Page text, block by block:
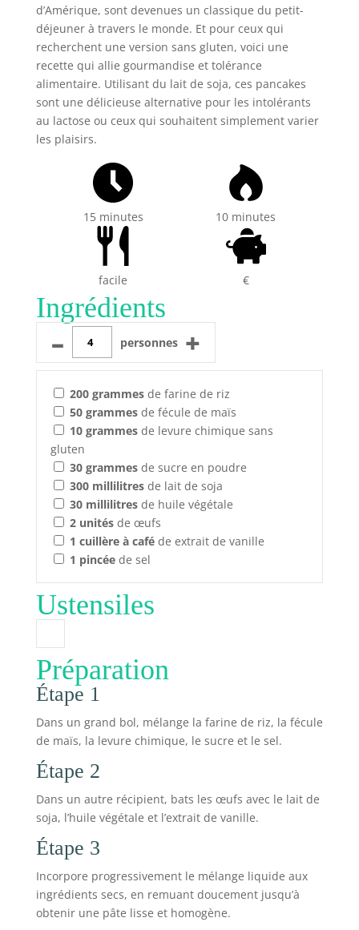
d’Amérique, sont devenues un classique du petit-
déjeuner à travers le monde. Et pour ceux qui
recherchent une version sans gluten, voici une
recette qui allie gourmandise et tolérance
alimentaire. Utilisant du lait de soja, ces pancakes
sont une délicieuse alternative pour les intolérants
au lactose ou ceux qui souhaitent simplement varier
les plaisirs.
15 minutes 10 minutes
facile €
Ingrédients
– personnes +
200 grammesde farine de riz
50 grammesde fécule de maïs
10 grammesde levure chimique sans
gluten
30 grammesde sucre en poudre
300 millilitresde lait de soja
30 millilitresde huile végétale
2 unitésde œufs
1 cuillère à caféde extrait de vanille
1 pincéede sel
Ustensiles
Préparation
Étape 1
Dans un grand bol, mélange la farine de riz, la fécule
de maïs, la levure chimique, le sucre et le sel.
Étape 2
Dans un autre récipient, bats les œufs avec le lait de
soja, l’huile végétale et l’extrait de vanille.
Étape 3
Incorpore progressivement le mélange liquide aux
ingrédients secs, en remuant doucement jusqu’à
obtenir une pâte lisse et homogène.